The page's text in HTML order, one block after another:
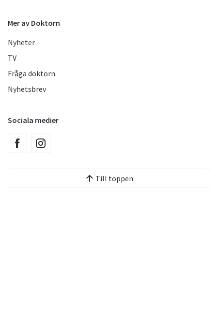
Mer av Doktorn
Nyheter
TV
Fråga doktorn
Nyhetsbrev
Sociala medier
Till toppen